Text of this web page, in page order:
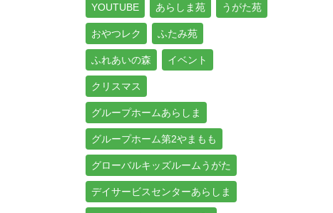
YOUTUBE あらしま苑 うがた苑
おやつレク ふたみ苑
ふれあいの森 イベント
クリスマス
グループホームあらしま
グループホーム第2やまもも
グローバルキッズルームうがた
デイサービスセンターあらしま